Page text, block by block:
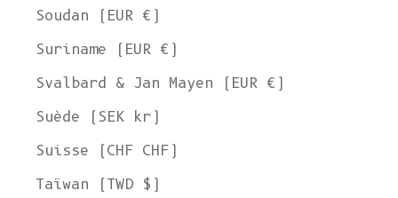
Soudan (EUR €)
Suriname (EUR €)
Svalbard & Jan Mayen (EUR €)
Suède (SEK kr)
Suisse (CHF CHF)
Taïwan (TWD $)